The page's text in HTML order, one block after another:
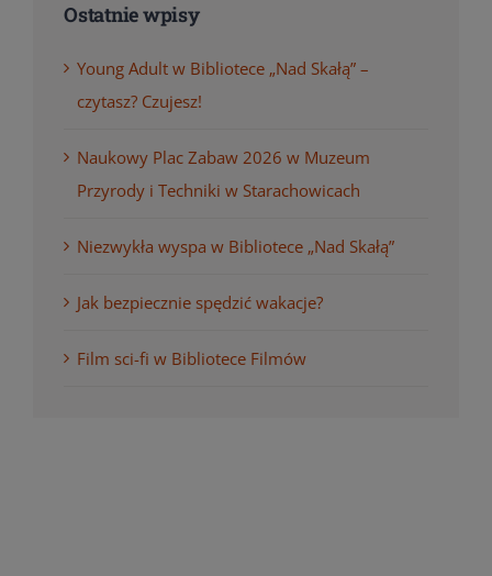
Ostatnie wpisy
Young Adult w Bibliotece „Nad Skałą” –
czytasz? Czujesz!
Naukowy Plac Zabaw 2026 w Muzeum
Przyrody i Techniki w Starachowicach
Niezwykła wyspa w Bibliotece „Nad Skałą”
Jak bezpiecznie spędzić wakacje?
Film sci-fi w Bibliotece Filmów